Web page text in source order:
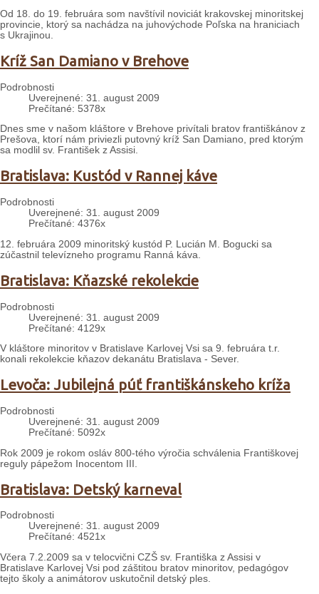
Od 18. do 19. februára som navštívil noviciát krakovskej minoritskej
provincie, ktorý sa nachádza na juhovýchode Poľska na hraniciach
s Ukrajinou.
Kríž San Damiano v Brehove
Podrobnosti
Uverejnené: 31. august 2009
Prečítané: 5378x
Dnes sme v našom kláštore v Brehove privítali bratov františkánov z
Prešova, ktorí nám priviezli putovný kríž San Damiano, pred ktorým
sa modlil sv. František z Assisi.
Bratislava: Kustód v Rannej káve
Podrobnosti
Uverejnené: 31. august 2009
Prečítané: 4376x
12. februára 2009 minoritský kustód P. Lucián M. Bogucki sa
zúčastnil televízneho programu Ranná káva.
Bratislava: Kňazské rekolekcie
Podrobnosti
Uverejnené: 31. august 2009
Prečítané: 4129x
V kláštore minoritov v Bratislave Karlovej Vsi sa 9. februára t.r.
konali rekolekcie kňazov dekanátu Bratislava - Sever.
Levoča: Jubilejná púť františkánskeho kríža
Podrobnosti
Uverejnené: 31. august 2009
Prečítané: 5092x
Rok 2009 je rokom osláv 800-tého výročia schválenia Františkovej
reguly pápežom Inocentom III.
Bratislava: Detský karneval
Podrobnosti
Uverejnené: 31. august 2009
Prečítané: 4521x
Včera 7.2.2009 sa v telocvični CZŠ sv. Františka z Assisi v
Bratislave Karlovej Vsi pod záštitou bratov minoritov, pedagógov
tejto školy a animátorov uskutočnil detský ples.